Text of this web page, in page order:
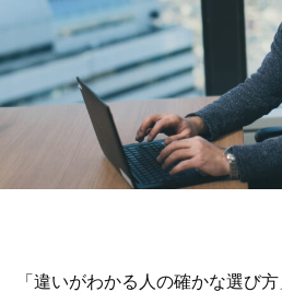
「違いがわかる人の確かな選び